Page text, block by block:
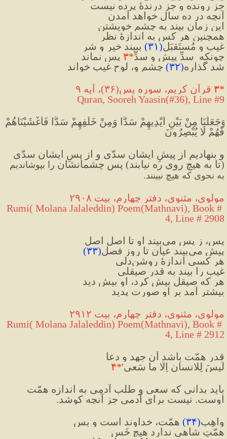
جز رونده و جز درندهٔ پرده نیست
آنچه در ده سال خواهد آمدن
این زمان بیند به چشمِ خویشتن
همچنین هر کس به اندازهٔ نظر
غیب و مُستَقبَل(۳۱) ببیند خیر و شر
چونکه  سدِّ پیش و سدِّ*۳ پس نماند
شد گُذاره(۳۲) چشم و، لوحِ غیب خواند
*۳ قرآن کریم، سوره یس(۳۶)، آیه ۹
Quran, Sooreh Yaasin(#36), Line #9
فَهُمْ لَا يُبْصِرُونَ
(تا به هیچ روی ره نیابند) پس چشمانشان
به نحوی که هیچ نبینند.
مولوی، مثنوی، دفتر چهارم، بیت ۲۹۰۸
Rumi( Molana Jalaleddin) Poem(Mathnavi), Book #
4, Line # 2908
پس، ز پس می‌بیند او تا اصلِ اصل
پیش می‌بیند عیان تا روزِ فصل
(۳۳)
هر کسی اندازهٔ روشن‌دلی
غیب را بیند به قدرِ صیقلی
هر که صیقل بیش کرد، او بیش دید
بیشتر آمد بر او صورت پدید
مولوی، مثنوی، دفتر چهارم، بیت ۲۹۱۲
Rumi( Molana Jalaleddin) Poem(Mathnavi), Book #
4, Line # 2912
قدرِ همّت باشد آن جهد و دعا
لَیسَ لِلانسانِ اِلّا ما سَعی'*۴
اوست. نیست برای آدمی جز آنچه کوشد.
واهِبِ(۳۴) همّت، خداوند است و بس
همّتِ شاهی ندارد هیچ خَس